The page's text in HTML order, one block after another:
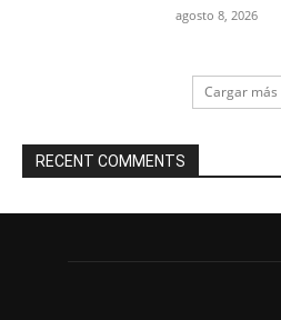
agosto 8, 2026
Cargar más
RECENT COMMENTS